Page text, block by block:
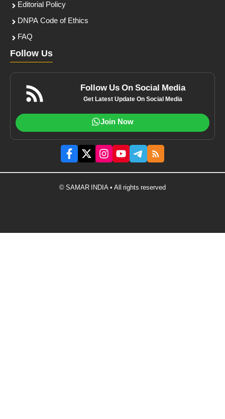
Editorial Policy
DNPA Code of Ethics
FAQ
Follow Us
Follow Us On Social Media
Get Latest Update On Social Media
Join Now
© SAMAR INDIA • All rights reserved